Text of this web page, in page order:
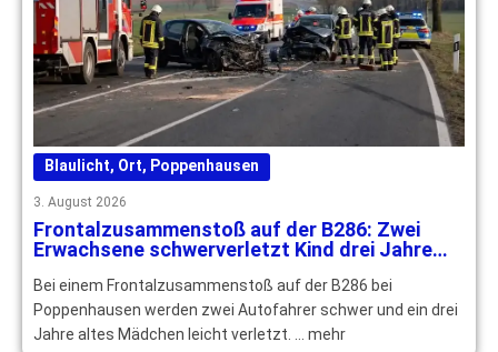
Blaulicht, Ort, Poppenhausen
3. August 2026
Frontalzusammenstoß auf der B286: Zwei
Erwachsene schwerverletzt Kind drei Jahre
Bei einem Frontalzusammenstoß auf der B286 bei
Poppenhausen werden zwei Autofahrer schwer und ein drei
Jahre altes Mädchen leicht verletzt. … mehr